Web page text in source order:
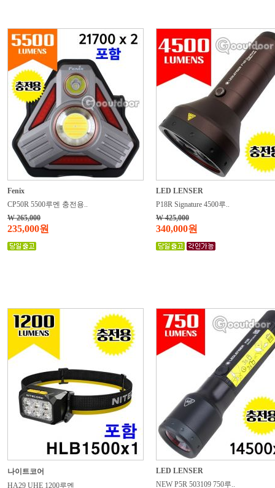
Fenix
CP50R 5500루멘 충전용..
W 265,000
235,000원
LED LENSER
P18R Signature 4500루..
W 425,000
340,000원
나이트코어
HA29 UHE 1200루멘
LED LENSER
NEW P5R 503109 750루..